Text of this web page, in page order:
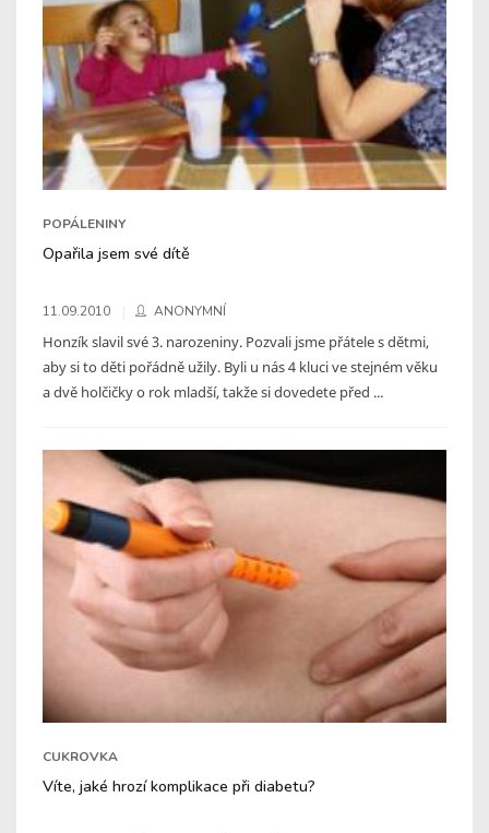
POPÁLENINY
Opařila jsem své dítě
11.09.2010 ANONYMNÍ
Honzík slavil své 3. narozeniny. Pozvali jsme přátele s dětmi,
aby si to děti pořádně užily. Byli u nás 4 kluci ve stejném věku
a dvě holčičky o rok mladší, takže si dovedete před ...
CUKROVKA
Víte, jaké hrozí komplikace při diabetu?